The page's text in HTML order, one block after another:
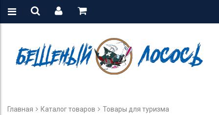
Главная Каталог товаров
Товары для туризма